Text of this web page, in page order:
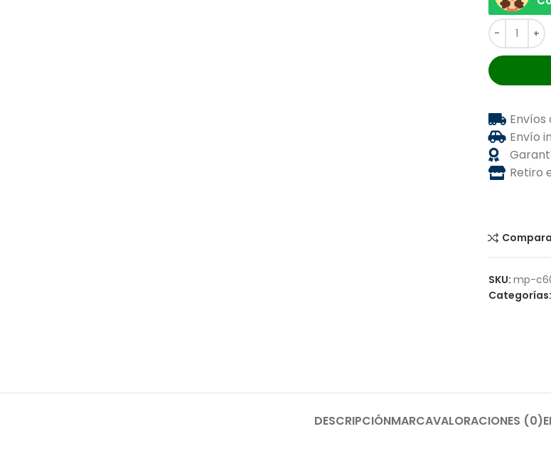
Envíos
Envío
Retiro
SKU: mp-
Categorías:
DESCRIPCIÓNMARCAVALORACIONES (0)